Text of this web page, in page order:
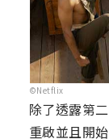
©Netflix
除了透露第
重啟並且開